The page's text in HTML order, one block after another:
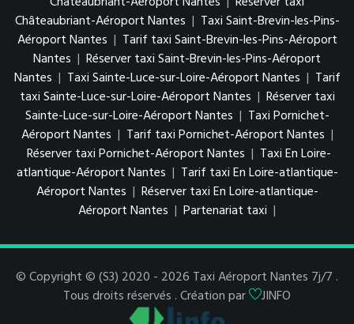
Châteaubriant-Aéroport Nantes | Taxi Saint-Brevin-les-Pins-
Aéroport Nantes | Tarif taxi Saint-Brevin-les-Pins-Aéroport
Nantes | Réserver taxi Saint-Brevin-les-Pins-Aéroport
Nantes | Taxi Sainte-Luce-sur-Loire-Aéroport Nantes | Tarif
taxi Sainte-Luce-sur-Loire-Aéroport Nantes | Réserver taxi
Sainte-Luce-sur-Loire-Aéroport Nantes | Taxi Pornichet-
Aéroport Nantes | Tarif taxi Pornichet-Aéroport Nantes |
Réserver taxi Pornichet-Aéroport Nantes | Taxi En Loire-
atlantique-Aéroport Nantes | Tarif taxi En Loire-atlantique-
Aéroport Nantes | Réserver taxi En Loire-atlantique-
Aéroport Nantes | Partenariat taxi |
© Copyright © (S3) 2020 - 2026 Taxi Aéroport Nantes 7j/7 .
Tous droits réservés . Création par
JINFO